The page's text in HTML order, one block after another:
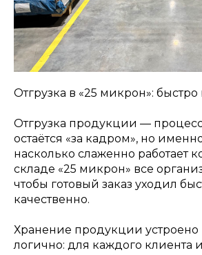
Отгрузка в «25 микрон»: быстро
Отгрузка продукции —
остаётся «за кадром», но
насколько слаженно работает
складе «25 микрон» все
чтобы готовый заказ уходил
качественно.
Хранение продукции устроено
логично: для каждого клиента